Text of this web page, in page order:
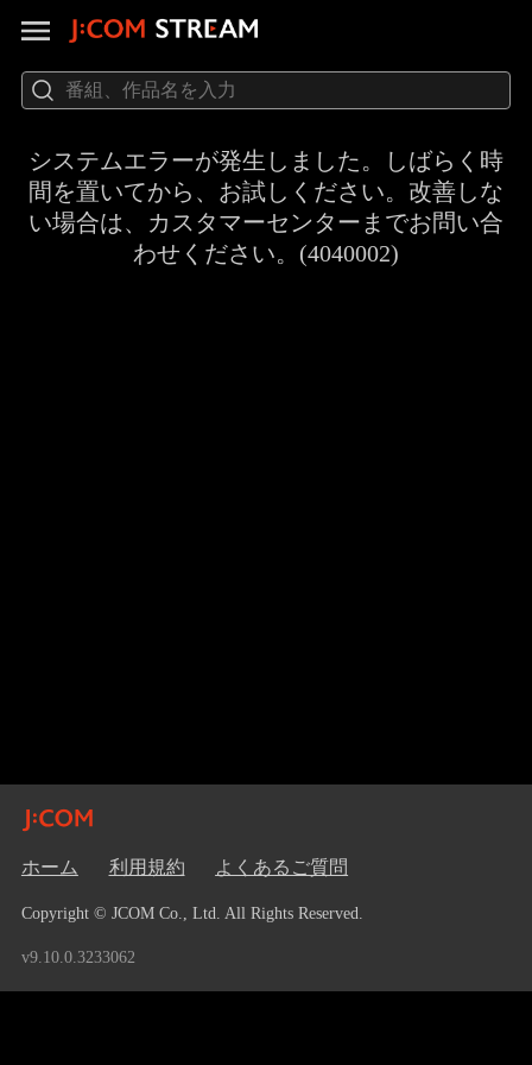
システムエラーが発生しました。しばらく時
間を置いてから、お試しください。改善しな
い場合は、カスタマーセンターまでお問い合
わせください。(4040002)
ホーム 利用規約 よくあるご質問
Copyright © JCOM Co., Ltd. All Rights Reserved.
v9.10.0.3233062